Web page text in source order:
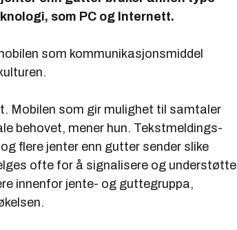
som PC og Internett.
som kommunikasjonsmiddel
Mobilen som gir mulighet til samtaler
behovet, mener hun. Tekstmeldings-
flere jenter enn gutter sender slike
ofte for å signalisere og understøtte
innenfor jente- og guttegruppa,